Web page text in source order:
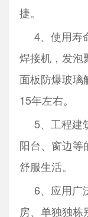
捷。
4、使用寿
焊接机，发泡
面板防爆玻璃
15年左右。
5、工程建
阳台、窗边等
舒服生活。
6、应用广
房、单独独栋